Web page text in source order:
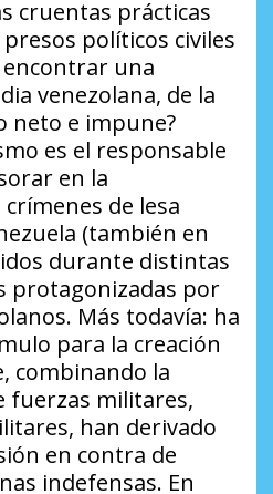
cruentas prácticas
políticos civiles
una
venezolana, de la
neto e impune?
es el responsable
en la
de lesa
(también en
durante distintas
protagonizadas por
Más todavía: ha
para la creación
combinando la
fuerzas militares,
han derivado
en contra de
indefensas. En